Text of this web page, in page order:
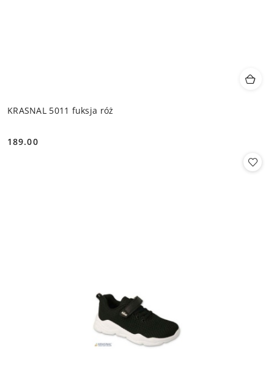
KRASNAL 5011 fuksja róż
Cena:
189.00